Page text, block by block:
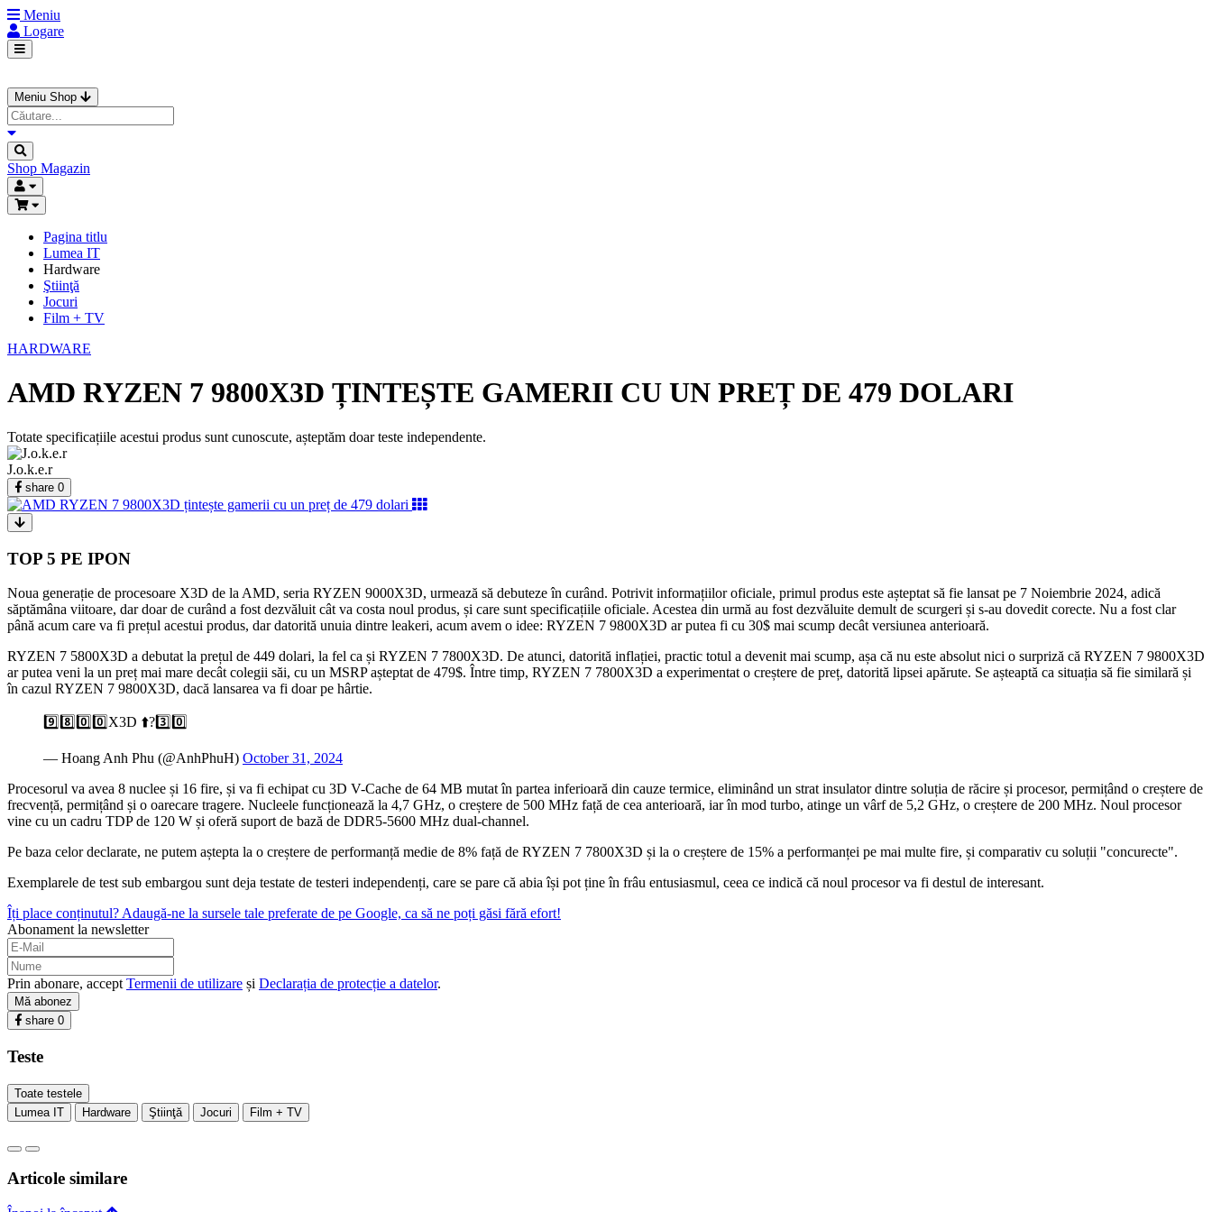
Meniu
Logare
Meniu Shop
Shop Magazin
Pagina titlu
Lumea IT
Hardware
Ştiinţă
Jocuri
Film + TV
HARDWARE
AMD RYZEN 7 9800X3D ȚINTEȘTE GAMERII CU UN PREȚ DE 479 DOLARI
Totate specificațiile acestui produs sunt cunoscute, așteptăm doar teste independente.
J.o.k.e.r
share 0
TOP 5 PE IPON
Noua generație de procesoare X3D de la AMD, seria RYZEN 9000X3D, urmează să debuteze în curând. Potrivit informațiilor oficiale, primul produs este așteptat să fie lansat pe 7 Noiembrie 2024, adică
săptămâna viitoare, dar doar de curând a fost dezvăluit cât va costa noul produs, și care sunt specificațiile oficiale. Acestea din urmă au fost dezvăluite demult de scurgeri și s-au dovedit corecte. Nu a fost clar
până acum care va fi prețul acestui produs, dar datorită unuia dintre leakeri, acum avem o idee: RYZEN 7 9800X3D ar putea fi cu 30$ mai scump decât versiunea anterioară.
RYZEN 7 5800X3D a debutat la prețul de 449 dolari, la fel ca și RYZEN 7 7800X3D. De atunci, datorită inflației, practic totul a devenit mai scump, așa că nu este absolut nici o surpriză că RYZEN 7 9800X3D
ar putea veni la un preț mai mare decât colegii săi, cu un MSRP așteptat de 479$. Între timp, RYZEN 7 7800X3D a experimentat o creștere de preț, datorită lipsei apărute. Se așteaptă ca situația să fie similară și
în cazul RYZEN 7 9800X3D, dacă lansarea va fi doar pe hârtie.
9️⃣8️⃣0️⃣0️⃣X3D ⬆️?3️⃣0️⃣
— Hoang Anh Phu (@AnhPhuH) October 31, 2024
Procesorul va avea 8 nuclee și 16 fire, și va fi echipat cu 3D V-Cache de 64 MB mutat în partea inferioară din cauze termice, eliminând un strat insulator dintre soluția de răcire și procesor, permițând o creștere de
frecvență, permițând și o oarecare tragere. Nucleele funcționează la 4,7 GHz, o creștere de 500 MHz față de cea anterioară, iar în mod turbo, atinge un vârf de 5,2 GHz, o creștere de 200 MHz. Noul procesor
vine cu un cadru TDP de 120 W și oferă suport de bază de DDR5-5600 MHz dual-channel.
Pe baza celor declarate, ne putem aștepta la o creștere de performanță medie de 8% față de RYZEN 7 7800X3D și la o creștere de 15% a performanței pe mai multe fire, și comparativ cu soluții "concurecte".
Exemplarele de test sub embargou sunt deja testate de testeri independenți, care se pare că abia își pot ține în frâu entusiasmul, ceea ce indică că noul procesor va fi destul de interesant.
Îți place conținutul? Adaugă-ne la sursele tale preferate de pe Google, ca să ne poți găsi fără efort!
Abonament la newsletter
Prin abonare, accept Termenii de utilizare și Declarația de protecție a datelor.
Mă abonez
share 0
Teste
Toate testele
Lumea IT
Hardware Ştiinţă Jocuri Film + TV
Articole similare